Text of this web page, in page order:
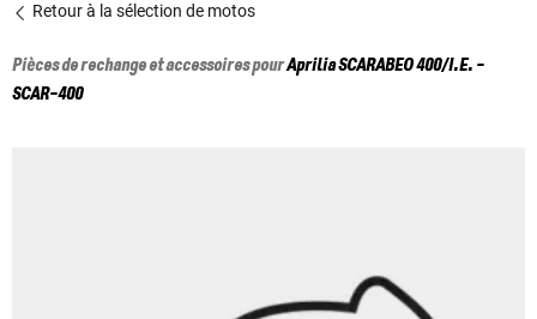
Retour à la sélection de motos
Pièces de rechange et accessoires pourApriliaSCARABEO 400/I.E. -
SCAR-400